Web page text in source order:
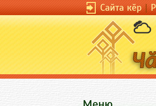
Сайта кӗр|